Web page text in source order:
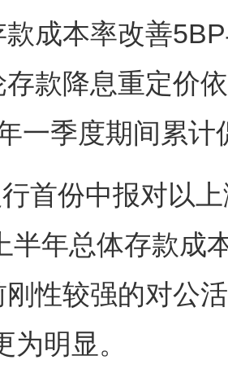
款成本率改善
存款降息重定价
一季度期间累
行首份中报对以
半年总体存款成
性较强的对公
为明显。